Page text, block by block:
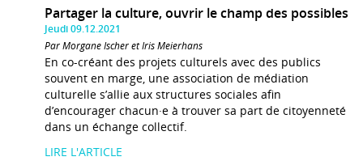
Partager la culture, ouvrir le champ des possibles
Jeudi 09.12.2021
Par Morgane Ischer et Iris Meierhans
En co-créant des projets culturels avec des publics
souvent en marge, une association de médiation
culturelle s’allie aux structures sociales afin
d’encourager chacun·e à trouver sa part de citoyenneté
dans un échange collectif.
LIRE L'ARTICLE